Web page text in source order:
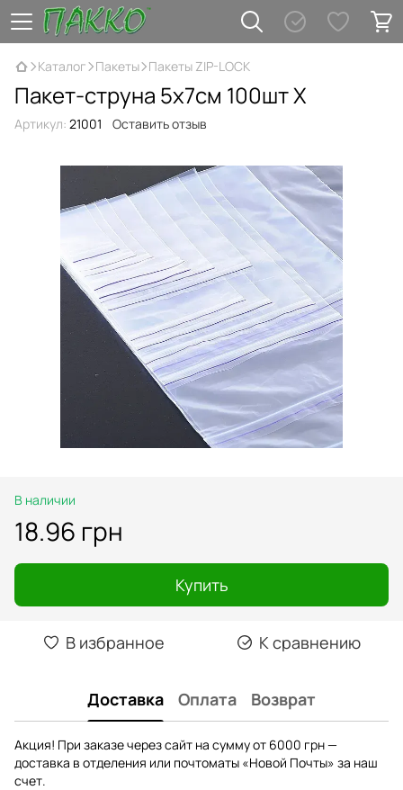
Каталог Пакеты Пакеты ZIP-LOCK
Пакет-струна 5х7см 100шт Х
Артикул: 21001 Оставить отзыв
В наличии
18.96 грн
Купить
В избранное К сравнению
Доставка Оплата Возврат
Акция! При заказе через сайт на сумму от 6000 грн —
доставка в отделения или почтоматы «Новой Почты» за наш
счет.